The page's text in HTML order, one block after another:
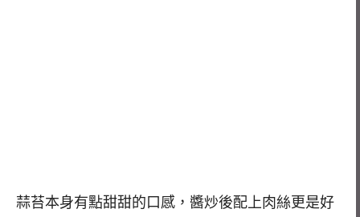
蒜苔本身有點甜甜的口感，醬炒後配上肉絲更是好